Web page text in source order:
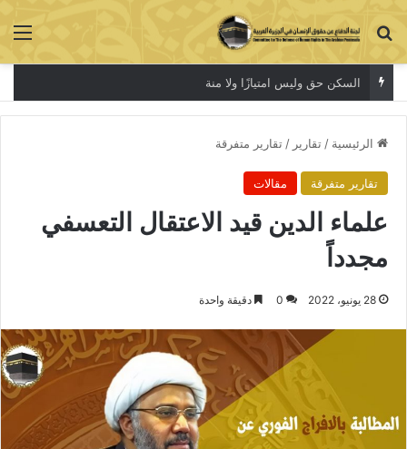
بحث عن
السكن حق وليس امتيازًا ولا منة
الرئيسية / تقارير / تقارير متفرقة
تقارير متفرقة مقالات
علماء الدين قيد الاعتقال التعسفي
مجدداً
28 يونيو، 2022 0 دقيقة واحدة